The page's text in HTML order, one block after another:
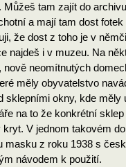
Můžeš tam zajít do
a mají tam dost fotek
že dost z toho je v
najdeš i v muzeu. Na
nově neomítnutých
měly obyvatelstvo
sklepními okny, kde měly
na to že konkrétní
kryt. V jednom takovém
masku z roku 1938 s
návodem k použití.